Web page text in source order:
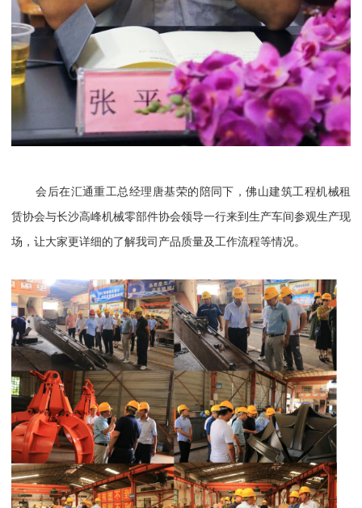
会后在汇通重工总经理唐基荣的陪同下，佛山建筑工程机械租
赁协会与长沙高峰机械零部件协会领导一行来到生产车间参观生产现
场，让大家更详细的了解我司产品质量及工作流程等情况。